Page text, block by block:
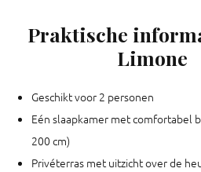
Praktische
Limone
Geschikt voor 2 personen
Eén slaapkamer met comfortabel
200 cm)
Privéterras met uitzicht over de